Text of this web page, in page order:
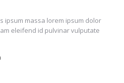
ipsum massa lorem ipsum dolor
eleifend id pulvinar vulputate